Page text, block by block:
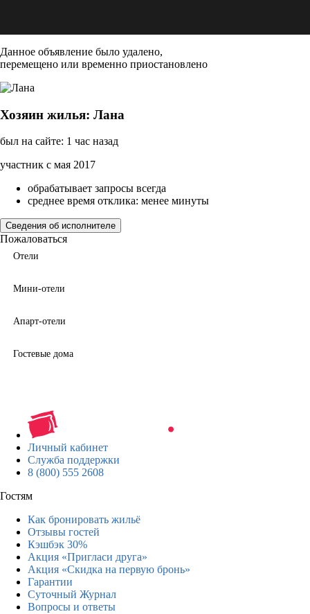
Данное объявление было удалено,
перемещено или временно приостановлено
Хозяин жилья: Лана
был на сайте: 1 час назад
участник с мая 2017
обрабатывает запросы всегда
среднее время отклика: менее минуты
Сведения об исполнителе
Пожаловаться
Отели
Мини-отели
Апарт-отели
Гостевые дома
Личный кабинет
Служба поддержки
8 (800) 555 2608
Гостям
Как бронировать жильё
Отзывы гостей
Кэшбэк 30%
Акция «Пригласи друга»
Акция «Скидка на первую бронь»
Гарантии
Суточный Журнал
Вопросы и ответы